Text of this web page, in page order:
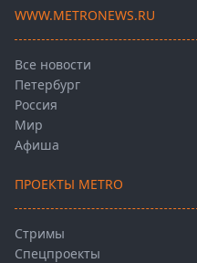
WWW.METRONEWS.RU
Все новости
Петербург
Россия
Мир
Афиша
ПРОЕКТЫ METRO
Стримы
Спецпроекты